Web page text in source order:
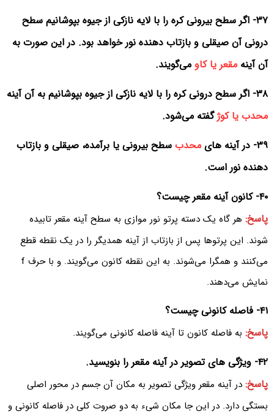
۳۷- اگر سطح بیرونی کره را با لایه نازکی از جیوه بپوشانیم سطح
درونی آن صیقلی و بازتاب دهنده نور خواهد بود. در این صورت به
آن آینه مقعر یا کاو می‌گویند.
۳۸- اگر سطح درونی کره را با لایه نازکی از جیوه بپوشانیم به آن آینه
محدب یا کوژگفته می‌شود.
۳۹- در آینه های
محدب سطح بیرونی یا برآمده، صیقلی و بازتاب
دهنده نور است.
۴۰- کانون آینه مقعر چیست؟
پاسخ: هر گاه یک دسته پرتو نور موازی به سطح آینه مقعر تابیده
شوند. این پرتوها پس از بازتاب از آینه همدیگر را در یک نقطه قطع
می‌کنند و همگرا می‌شوند. به این نقطه کانون می‌گویند. و با حرف f
نمایش می‌دهند.
۴۱- فاصله کانونی چیست؟
پاسخ: به فاصله کانون تا آینه فاصله کانونی می‌گویند.
۴۲- ویژگی های تصویر در آینه مقعر را بنویسید.
پاسخ: در آینه مقعر ویژگی تصویر به مکان آن جسم در محور اصلی
بستگی دارد. در این جا مکان شیء به دو صروت کلی در فاصله کانونی و